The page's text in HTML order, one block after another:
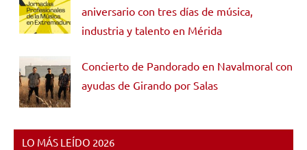
aniversario con tres días de música,
industria y talento en Mérida
Concierto de Pandorado en Navalmoral con
ayudas de Girando por Salas
LO MÁS LEÍDO 2026